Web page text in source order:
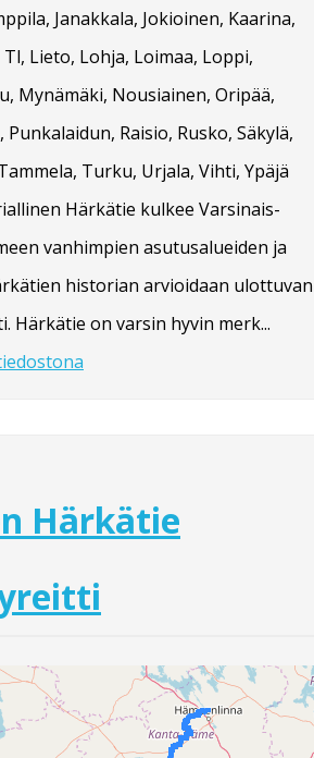
Janakkala, Jokioinen, Kaarina,
Lieto, Lohja, Loimaa, Loppi,
Mynämäki, Nousiainen, Oripää,
Punkalaidun, Raisio, Rusko, Säkylä,
Turku, Urjala, Vihti, Ypäjä
Härkätie kulkee Varsinais-
vanhimpien asutusalueiden ja
historian arvioidaan ulottuvan
Härkätie on varsin hyvin merk...
Härkätie